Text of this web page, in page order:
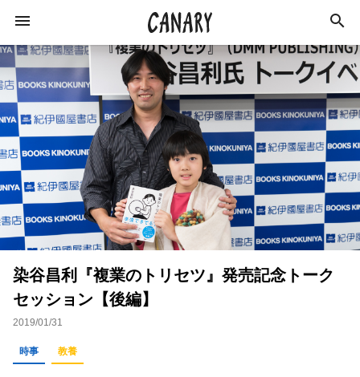
KEYWORD
キーワード
カルチャー ライフスタイル 学び
健康 スキルアップ ダイエット 美容
エンターテインメント インタビュー
トレーニング スポーツ
ライフハック
染谷昌利『複業のトリセツ』発売記念トーク
セッション【後編】
2019/01/31
時事 教養